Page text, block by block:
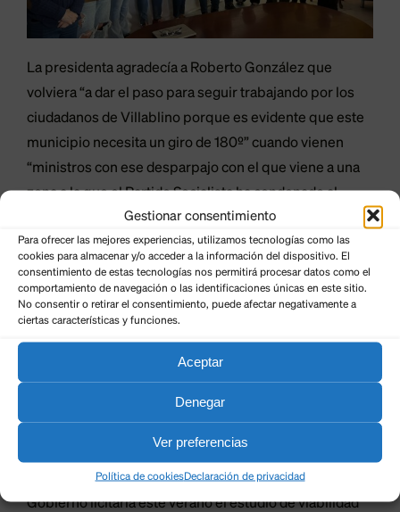
Gestionar consentimiento
Para ofrecer las mejores experiencias, utilizamos tecnologías como las
cookies para almacenar y/o acceder a la información del dispositivo. El
consentimiento de estas tecnologías nos permitirá procesar datos como el
comportamiento de navegación o las identificaciones únicas en este sitio.
No consentir o retirar el consentimiento, puede afectar negativamente a
ciertas características y funciones.
Aceptar
Denegar
Ver preferencias
Política de cookiesDeclaración de privacidad
La presidenta agradecía a Roberto González que
volviera “a dar el paso para seguir trabajando por los
ciudadanos de Villablino porque es evidente que este
municipio necesita un giro de 180º” cuando vienen
“ministros con ese desparpajo con el que viene a una
zona a la que el Partido Socialista ha condenado al
Ester Muñoz recordaba a la ministra Sánchez, como
responsable de la cartera de carreteras, que “hace un
año se caía ante la asombro de todos el viaducto de la
Galicia y un año después seguimos sin saber nada de
plazos, motivo del derrumbe, etc. Si hubiera ocurrido
en Cataluña o en el País Vasco ya estaría resuelto”.
“La gente de León ya está harta de las falsas promesas
como ayer cuando la ministra aseguraba que el
Gobierno licitaría este verano el estudio de viabilidad